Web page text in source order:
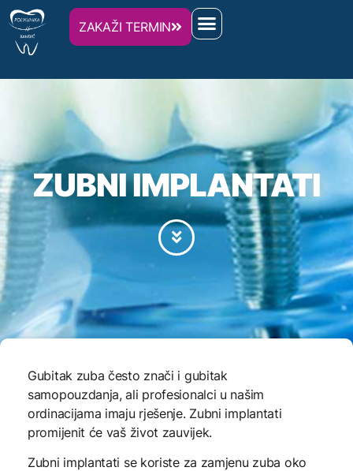
ZAKAŽI TERMIN
ZUBNI IMPLANTATI
Gubitak zuba često znači i gubitak
samopouzdanja, ali profesionalci u našim
ordinacijama imaju rješenje. Zubni implantati
promijenit će vaš život zauvijek.
Zubni implantati se koriste za zamjenu zuba oko